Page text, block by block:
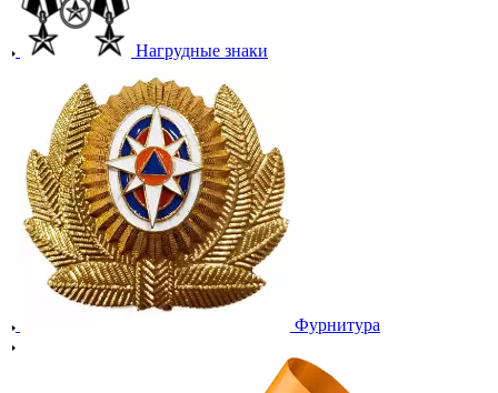
Нагрудные знаки
Фурнитура